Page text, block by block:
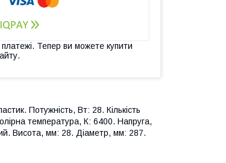
платежі. Тепер ви можете купити
Потужність, Вт: 28. Кількість
температура, К: 6400. Напруга,
Висота, мм: 28. Діаметр, мм: 287.